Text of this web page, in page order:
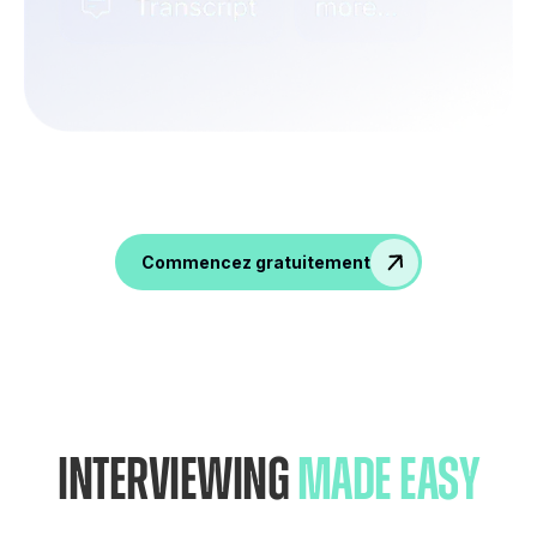
Commencez gratuitement
Interviewing Made Easy